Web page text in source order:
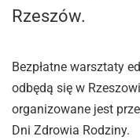
Rzeszów.
Bezpłatne warsztaty
odbędą się w
organizowane jest
Dni Zdrowia Rodziny.